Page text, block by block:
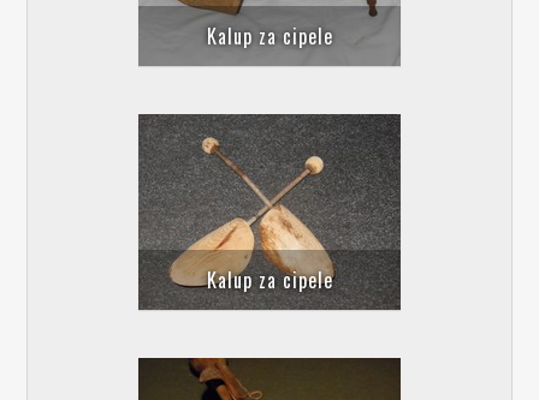
Kalup za cipele
Kalup za cipelе